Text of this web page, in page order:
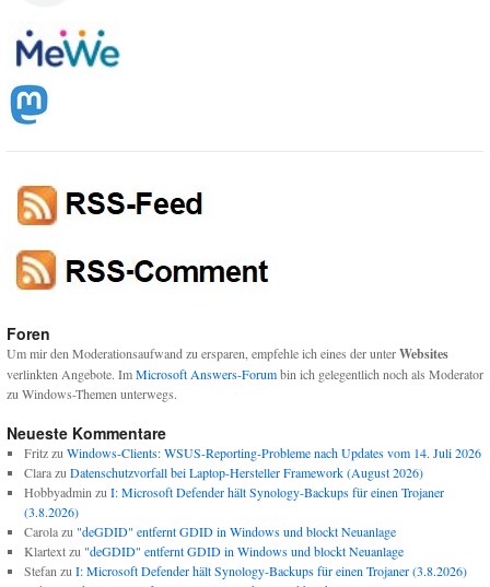
Foren
Um mir den Moderationsaufwand zu ersparen, empfehle ich eines der unterWebsites
verlinkten Angebote. ImMicrosoft Answers-Forumbin ich gelegentlich noch als Moderator
zu Windows-Themen unterwegs.
Neueste Kommentare
Fritzzu Windows-Clients: WSUS-Reporting-Probleme nach Updates vom 14. Juli 2026
Clarazu Datenschutzvorfall bei Laptop-Hersteller Framework (August 2026)
Hobbyadmin zu I: Microsoft Defender hält Synology-Backups für einen Trojaner
(3.8.2026)
Carolazu "deGDID" entfernt GDID in Windows und blockt Neuanlage
Klartextzu "deGDID" entfernt GDID in Windows und blockt Neuanlage
Stefan zu I: Microsoft Defender hält Synology-Backups für einen Trojaner (3.8.2026)